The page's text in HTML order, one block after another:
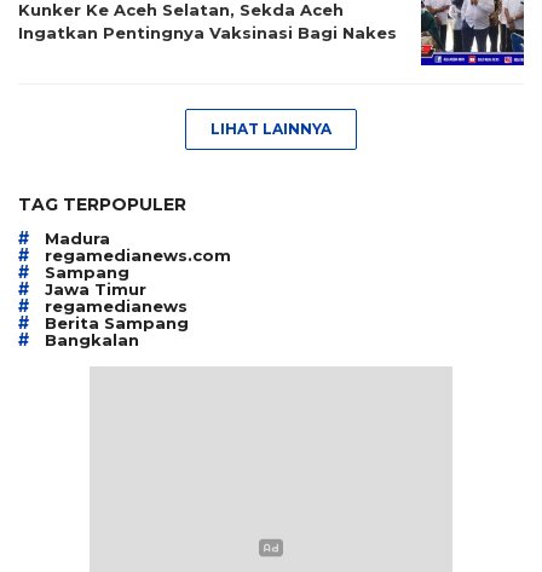
Kunker Ke Aceh Selatan, Sekda Aceh
Ingatkan Pentingnya Vaksinasi Bagi Nakes
LIHAT LAINNYA
TAG TERPOPULER
# Madura
# regamedianews.com
# Sampang
# Jawa Timur
# regamedianews
# Berita Sampang
# Bangkalan